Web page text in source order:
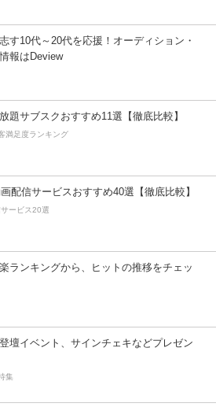
す10代～20代を応援！オーディション・
報はDeview
題サブスクおすすめ11選【徹底比較】
満足度ランキング
配信サービスおすすめ40選【徹底比較】
ービス20選
ランキングから、ヒットの推移をチェッ
壇イベント、サインチェキなどプレゼン
集